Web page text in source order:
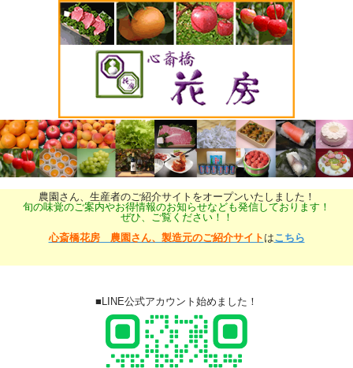
農園さん、生産者のご紹介サイトをオープンいたしました！
旬の味覚のご案内やお得情報のお知らせなども発信しております！
ぜひ、ご覧ください！！
心斎橋花房 農園さん、製造元のご紹介サイト はこちら
■LINE公式アカウント始めました！